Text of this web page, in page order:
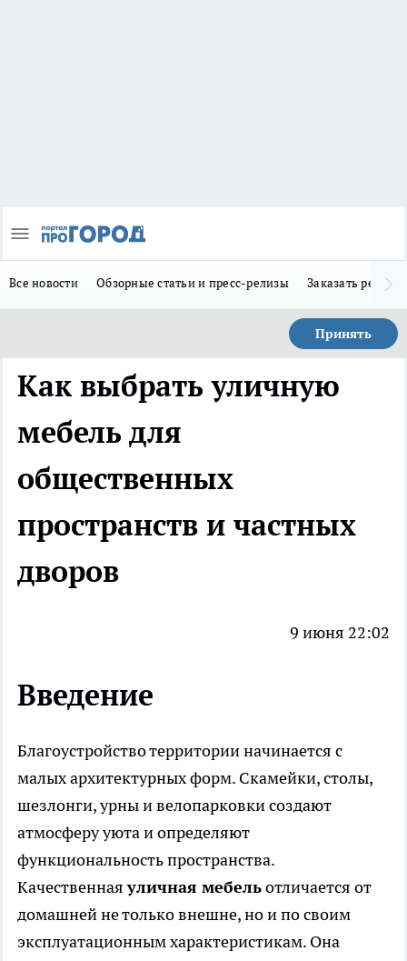
Все новости Обзорные статьи и пресс-релизы Заказать
Принять
Как выбрать уличную
мебель для
общественных
пространств и частных
дворов
9 июня 22:02
Введение
Благоустройство территории начинается с
малых архитектурных форм. Скамейки, столы,
шезлонги, урны и велопарковки создают
атмосферу уюта и определяют
функциональность пространства.
Качественнаяуличная мебельотличается от
домашней не только внешне, но и по своим
эксплуатационным характеристикам. Она